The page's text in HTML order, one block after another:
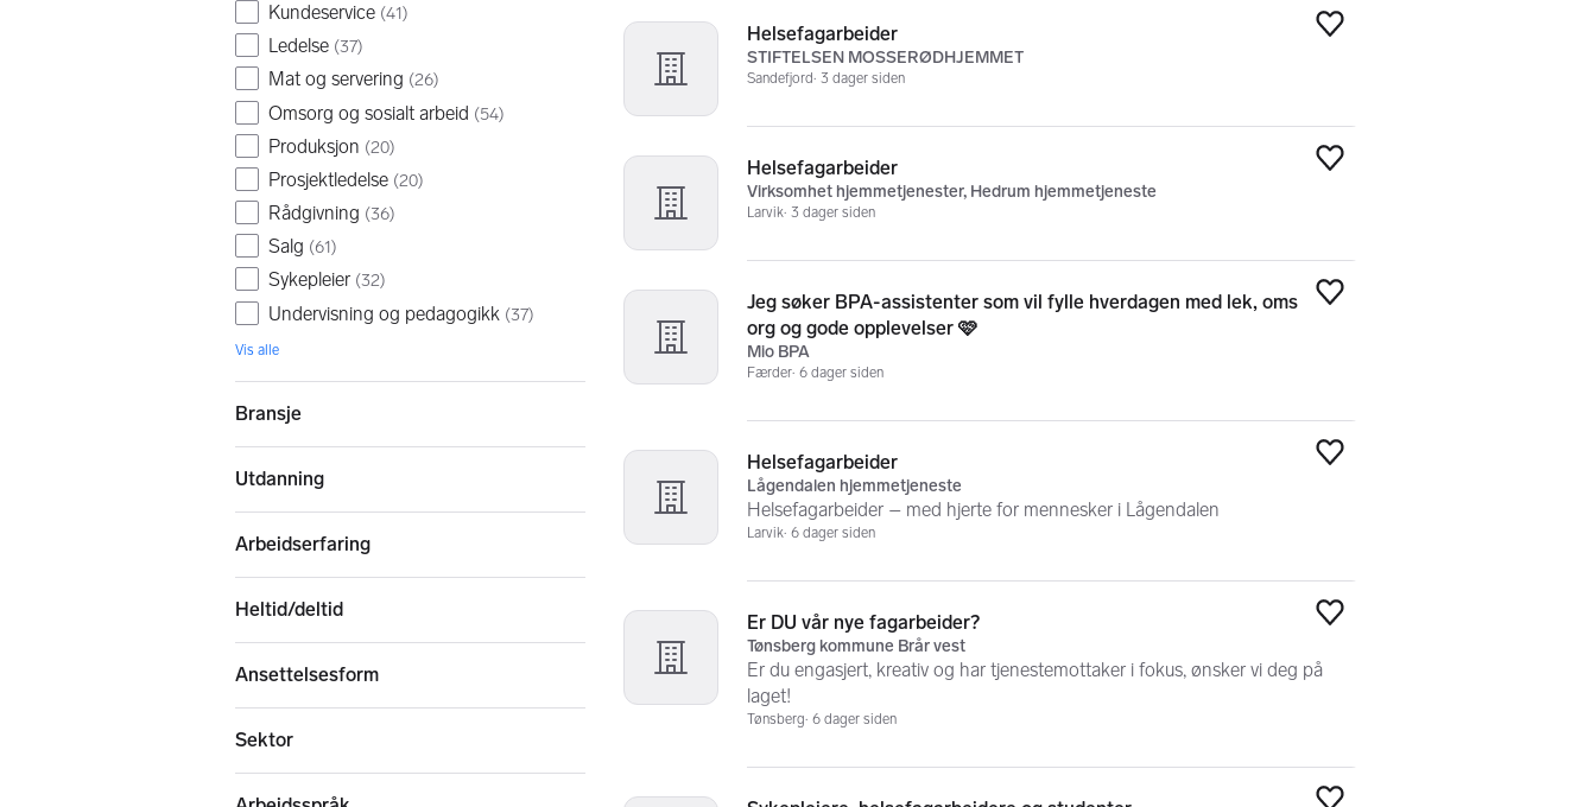
Kundeservice (41)
Ledelse (37)
Mat og servering (26)
Omsorg og sosialt arbeid (54)
Produksjon (20)
Prosjektledelse (20)
Rådgivning (36)
Salg (61)
Sykepleier (32)
Undervisning og pedagogikk (37)
Vis alle
Bransje
Utdanning
Arbeidserfaring
Heltid/deltid
Ansettelsesform
Sektor
Helsefagarbeider
STIFTELSEN MOSSERØDHJEMMET
Sandefjord 3 dager siden
Helsefagarbeider
Virksomhet hjemmetjenester, Hedrum hjemmetjeneste
Larvik 3 dager siden
Jeg søker BPA-assistenter som vil fylle hverdagen med lek, oms
org og gode opplevelser 🩷
Mio BPA
Færder 6 dager siden
Helsefagarbeider
Lågendalen hjemmetjeneste
Helsefagarbeider – med hjerte for mennesker i Lågendalen
Larvik 6 dager siden
Er DU vår nye fagarbeider?
Tønsberg kommune Brår vest
Er du engasjert, kreativ og har tjenestemottaker i fokus, ønsker vi deg på
laget!
Tønsberg 6 dager siden